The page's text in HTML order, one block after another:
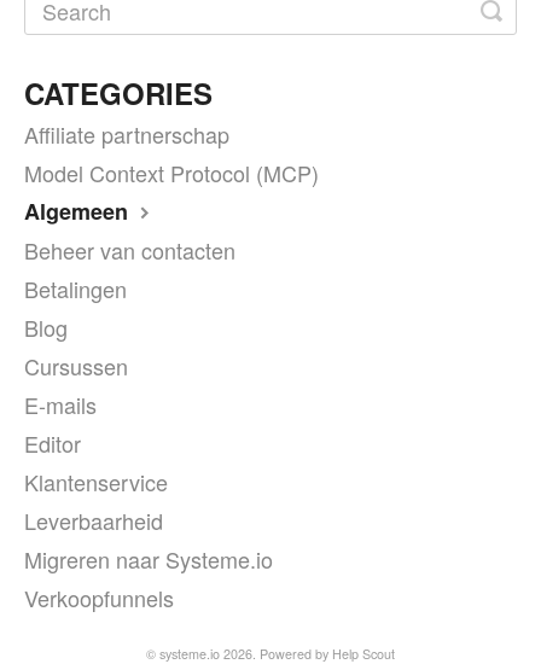
CATEGORIES
Affiliate partnerschap
Model Context Protocol (MCP)
Algemeen
Beheer van contacten
Betalingen
Blog
Cursussen
E-mails
Editor
Klantenservice
Leverbaarheid
Migreren naar Systeme.io
Verkoopfunnels
© systeme.io 2026. Powered by Help Scout